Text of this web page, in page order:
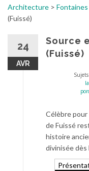
contenu
Architecture > Fontaines
(Fuissé)
24
AVR
Source
(Fuissé)
Célèbre pour
de Fuissé
histoire
divinisée dès